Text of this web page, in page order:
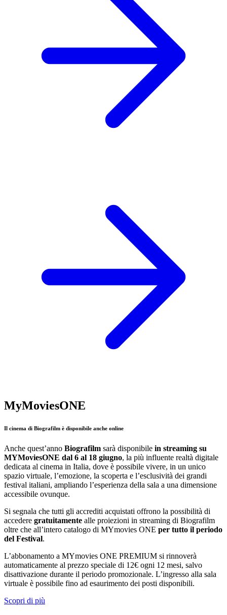
MyMoviesONE
Il cinema di Biografilm è disponibile anche online
Anche quest’anno Biografilm sarà disponibile in streaming su
MYMoviesONE dal 6 al 18 giugno, la più influente realtà digitale
dedicata al cinema in Italia, dove è possibile vivere, in un unico
spazio virtuale, l’emozione, la scoperta e l’esclusività dei grandi
festival italiani, ampliando l’esperienza della sala a una dimensione
accessibile ovunque.
Si segnala che tutti gli accrediti acquistati offrono la possibilità di
accedere gratuitamente alle proiezioni in streaming di Biografilm
oltre che all’intero catalogo di MYmovies ONE per tutto il periodo
del Festival.
L’abbonamento a MYmovies ONE PREMIUM si rinnoverà
automaticamente al prezzo speciale di 12€ ogni 12 mesi, salvo
disattivazione durante il periodo promozionale. L’ingresso alla sala
virtuale è possibile fino ad esaurimento dei posti disponibili.
Scopri di più